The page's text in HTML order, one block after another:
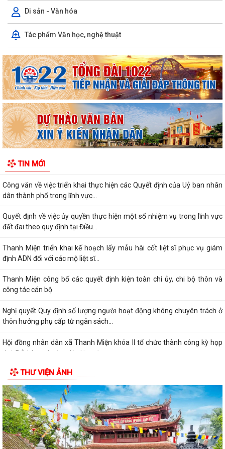
Di sản - Văn hóa
Tác phẩm Văn học, nghệ thuật
TIN MỚI
KỶ NIỆM 65 NĂM NGÀY THẢM HỌA DA CAM VIỆT...
ĐIỆN TỬ ĐẢNG VIÊN
UBND xã Thanh Miện tổ chức Hội nghị Ban Chỉ đạo thực hiện các
Chương trình mục tiêu quốc gia
Quyết định về việc phê duyệt quy trình nội bộ giải quyết thủ tục hành
chính thuộc phạm vi chức...
Thông báo Lịch làm việc của Lãnh đạo HĐND và UBND xã tuần 1 tháng
8 (từ ngày 03/8/2026 đến ngày...
lĩnh vực đất đai và trình tự,...
Công văn về việc triển khai thực hiện các Quyết định của Uỷ ban nhân
dân thành phố trong lĩnh vực...
Quyết định về việc ủy quyền thực hiện một số nhiệm vụ trong lĩnh vực
đất đai theo quy định tại Điều...
Thanh Miện triển khai kế hoạch lấy mẫu hài cốt liệt sĩ phục vụ giám
định ADN đối với các mộ liệt sĩ...
Thanh Miện công bố các quyết định kiện toàn chi ủy, chi bộ thôn và
công tác cán bộ
Nghị quyết Quy định số lượng người hoạt động không chuyên trách ở
thôn hưởng phụ cấp từ ngân sách...
Hội đồng nhân dân xã Thanh Miện khóa II tổ chức thành công kỳ họp
thứ 5 (kỳ họp thường lệ giữa năm...
Nghị quyết Quy định nội dung chi, mức chi kinh phí bảo đảm cho công
tác xây dựng văn bản quy phạm...
Thông báo về việc thay đổi thời gian tiếp công dân của đồng chí Bí thư
Đảng ủy tháng 7 năm 2026
Thông báo về việc mời ký kết hợp đồng dịch vụ với cá nhân thực hiện
nhiệm vụ của công chức theo...
THƯ VIỆN ẢNH